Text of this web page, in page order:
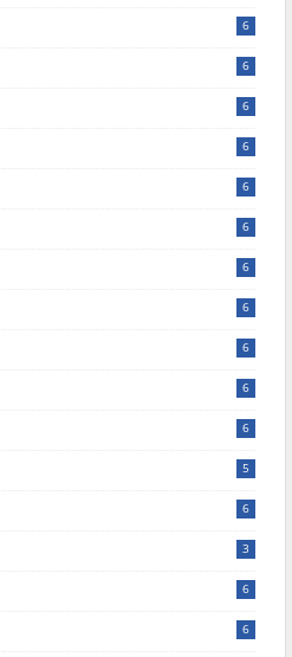
6
6
6
6
6
6
6
6
6
6
6
5
6
3
6
6